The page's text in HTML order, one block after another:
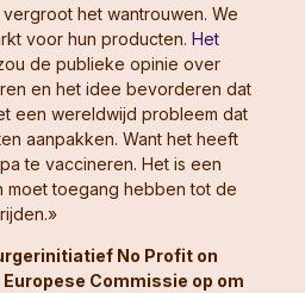
het wantrouwen. We
voor hun producten. Het
de publieke opinie over
en het idee bevorderen dat
een wereldwijd probleem dat
aanpakken. Want het heeft
te vaccineren. Het is een
moet toegang hebben tot de
No Profit on
Commissie op om